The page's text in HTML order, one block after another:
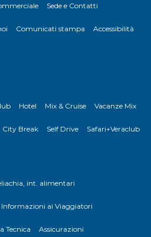
Sede e Contatti
Comunicati stampa Accessibilità
Hotel Mix & Cruise Vacanze Mix
City Break Self Drive Safari+Veraclub
int. alimentari
Informazioni ai Viaggiatori
Tecnica Assicurazioni